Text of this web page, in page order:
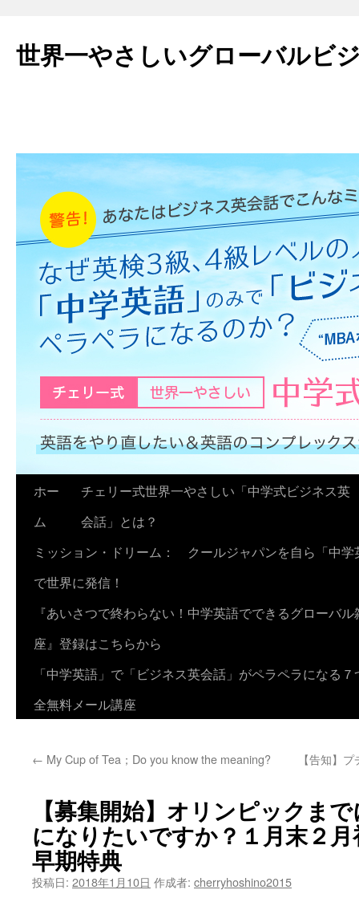
世界一やさしいグローバルビ
キ
プ
ホー
ム
チェリー式世界一やさしい「中学式ビジネス英
会話」とは？
ミッション・ドリーム： クールジャパンを自ら「中学
で世界に発信！
『あいさつで終わらない！中学英語でできるグローバ
座』登録はこちらから
「中学英語」で「ビジネス英会話」がペラペラになる
全無料メール講座
← My Cup of Tea；Do you know the meaning? 【告知】
【募集開始】オリンピックま
になりたいですか？１月末２
早期特典
投稿日: 2018年1月10日 作成者: cherryhoshino2015